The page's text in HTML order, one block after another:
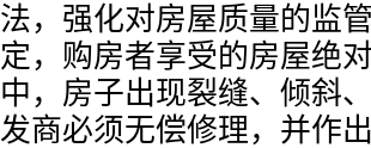
法，强化对房屋质量的监
定，购房者享受的房屋绝
中，房子出现裂缝、倾斜
发商必须无偿修理，并作